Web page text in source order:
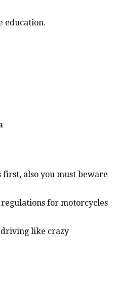
education.
also you must beware
for motorcycles
like crazy